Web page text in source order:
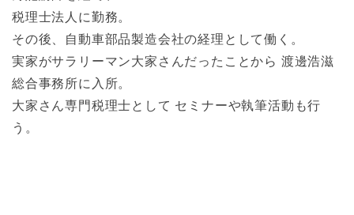
税理士法人に勤務。
その後、自動車部品製造会社の経理として働く。
実家がサラリーマン大家さんだったことから 渡邊浩滋
総合事務所に入所。
大家さん専門税理士として セミナーや執筆活動も行
う。